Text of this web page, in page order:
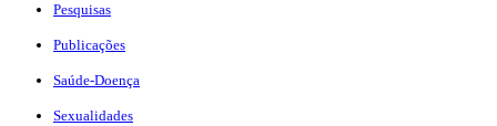
Pesquisas
Publicações
Saúde-Doença
Sexualidades